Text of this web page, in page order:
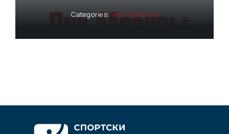
Categories:Vesti naslovna